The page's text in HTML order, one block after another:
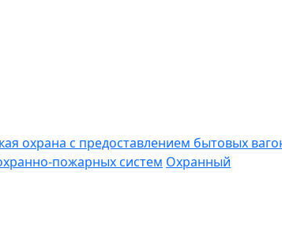
охрана с предоставлением бытовых
пожарных систем Охранный